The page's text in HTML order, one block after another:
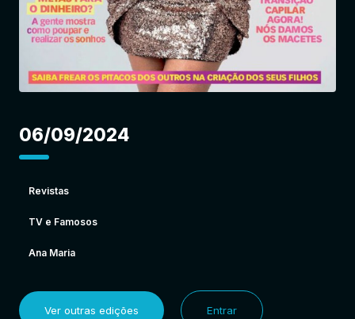
06/09/2024
Revistas
TV e Famosos
Ana Maria
Ver outras edições Entrar